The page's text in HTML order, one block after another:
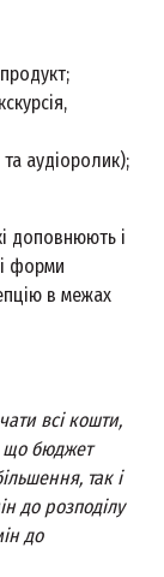
аудіоролик);
доповнюють і
форми
в межах
всі кошти,
що бюджет
так і
до розподілу
до